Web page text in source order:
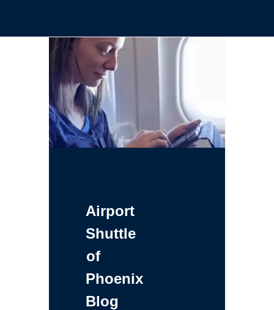
Airport
Shuttle
of
Phoenix
Blog